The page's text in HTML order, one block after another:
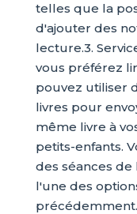
telles que la
d'ajouter des
lecture.3.
vous préférez
pouvez utiliser
livres pour
même livre à
petits-enfants.
des séances
l'une des
précédemment.